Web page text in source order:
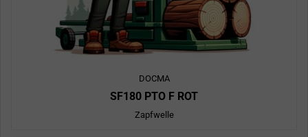
DOCMA
SF180 PTO F ROT
Zapfwelle